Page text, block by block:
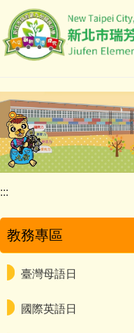
到
主
容
區
:::
教務專區
臺灣母語日
國際英語日